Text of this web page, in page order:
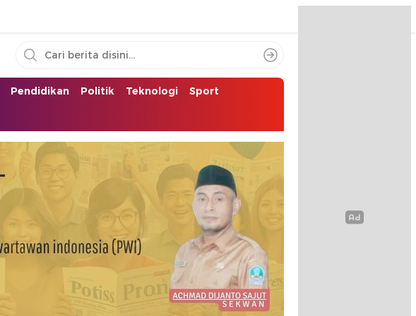
Pendidikan Politik Teknologi Sport